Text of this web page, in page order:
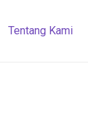
Tentang Kami